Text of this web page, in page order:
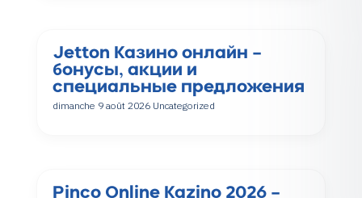
Jetton Казино онлайн –
бонусы, акции и
специальные предложения
dimanche 9 août 2026 Uncategorized
Pinco Online Kazino 2026 –